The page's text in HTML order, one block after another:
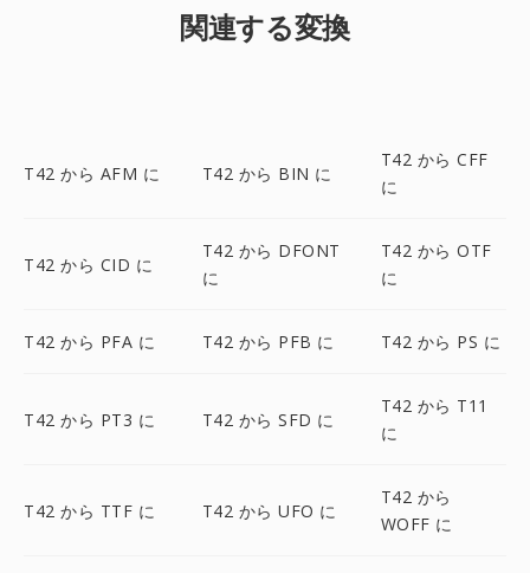
関連する変換
T42 から AFM に T42 から BIN に
T42 から CFF
に
T42 から CID に
T42 から DFONT
に
T42 から OTF
に
T42 から PFA に T42 から PFB に T42 から PS に
T42 から PT3 に T42 から SFD に
T42 から T11
に
T42 から TTF に T42 から UFO に
T42 から
WOFF に